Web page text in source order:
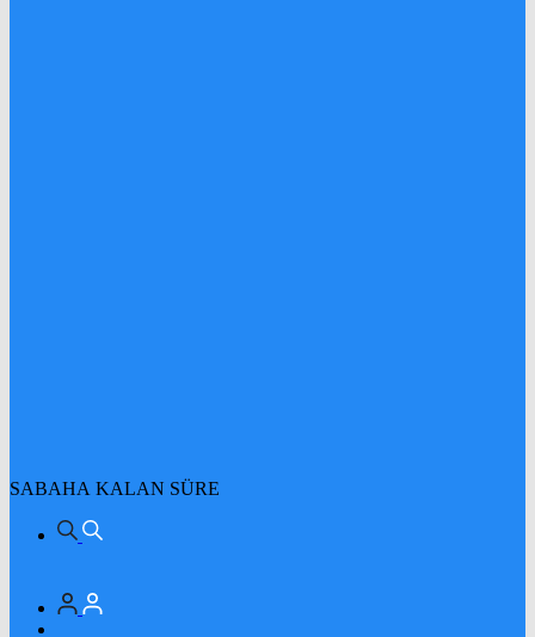
SABAHA KALAN SÜRE